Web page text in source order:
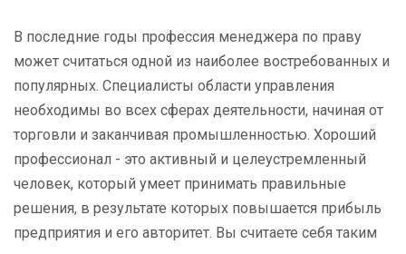
В последние годы профессия менеджера по праву
может считаться одной из наиболее востребованных и
популярных. Специалисты области управления
необходимы во всех сферах деятельности, начиная от
торговли и заканчивая промышленностью. Хороший
профессионал - это активный и целеустремленный
человек, который умеет принимать правильные
решения, в результате которых повышается прибыль
предприятия и его авторитет. Вы считаете себя таким